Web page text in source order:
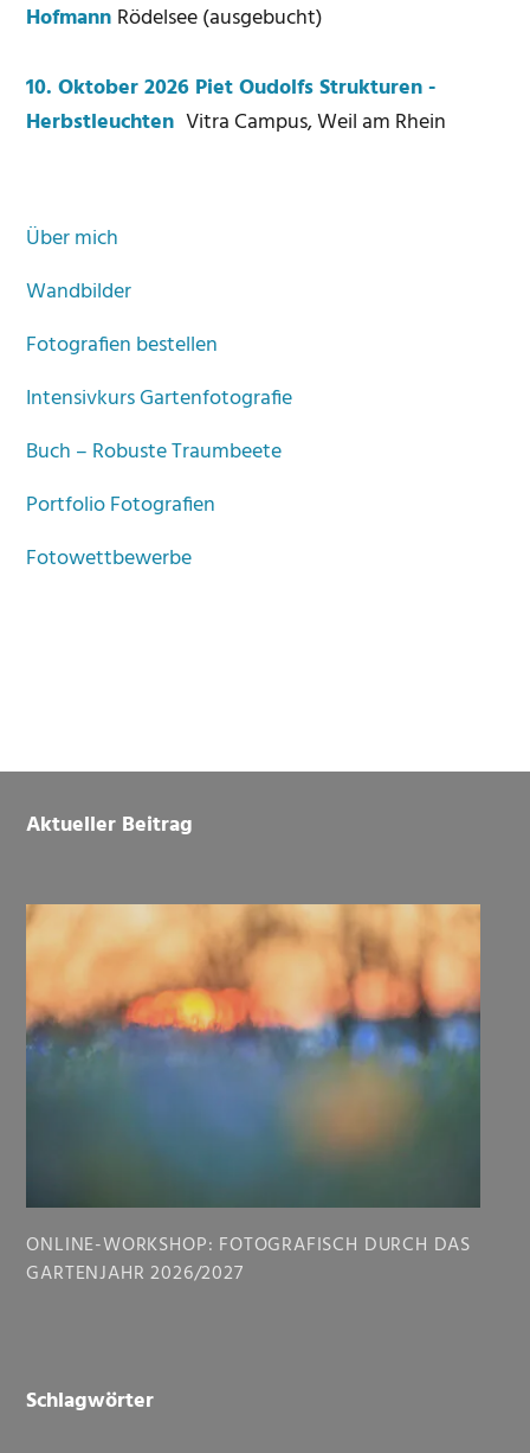
Hofmann Rödelsee (ausgebucht)
10. Oktober 2026 Piet Oudolfs Strukturen -
Herbstleuchten Vitra Campus, Weil am Rhein
Über mich
Wandbilder
Fotografien bestellen
Intensivkurs Gartenfotografie
Buch – Robuste Traumbeete
Portfolio Fotografien
Fotowettbewerbe
Footer
Aktueller Beitrag
ONLINE-WORKSHOP: FOTOGRAFISCH DURCH DAS
GARTENJAHR 2026/2027
Schlagwörter